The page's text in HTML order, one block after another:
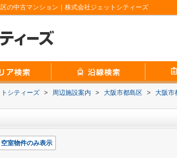
の中古マンション｜株式会社ジェットシティーズ
シティーズ > 周辺施設案内 > 大阪市都島区 > 大阪市
空室物件のみ表示